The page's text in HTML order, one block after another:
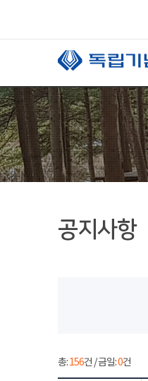
공지사항
총:156건 / 금일:0건